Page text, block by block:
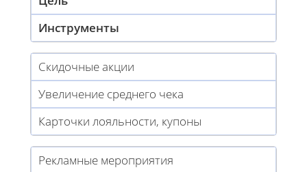
Инструменты
Скидочные акции
Увеличение среднего чека
Карточки лояльности, купоны
Рекламные мероприятия